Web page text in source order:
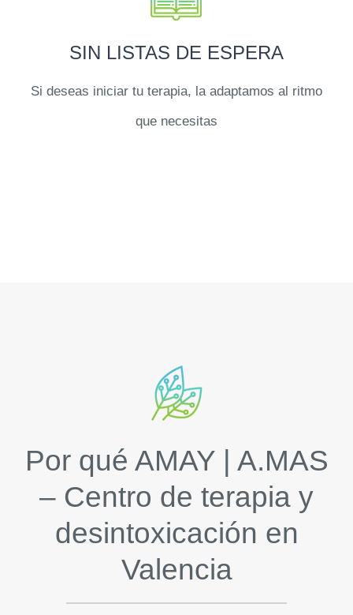
SIN LISTAS DE ESPERA
Si deseas iniciar tu terapia, la adaptamos al ritmo
que necesitas
Por qué AMAY | A.MAS
– Centro de terapia y
desintoxicación en
Valencia